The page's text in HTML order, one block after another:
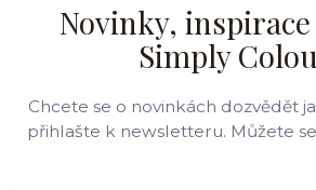
Novinky, inspirace
Simply
Chcete se o novinkách dozvědět
přihlašte k newsletteru. Můžete